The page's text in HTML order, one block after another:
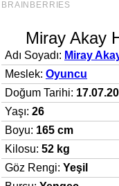
Miray Akay
Adı Soyadı: Miray
Meslek: Oyuncu
Doğum Tarihi:
Yaşı: 26
Boyu: 165 cm
Kilosu: 52 kg
Göz Rengi: Yeşil